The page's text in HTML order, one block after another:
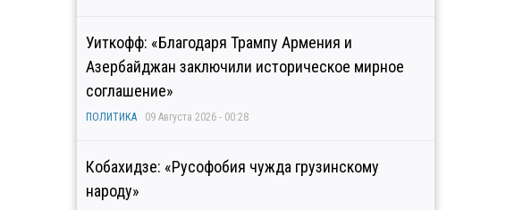
Уиткофф: «Благодаря Трампу Армения и
Азербайджан заключили историческое мирное
соглашение»
ПОЛИТИКА 09 Августа 2026 - 00:28
Кобахидзе: «Русофобия чужда грузинскому
народу»